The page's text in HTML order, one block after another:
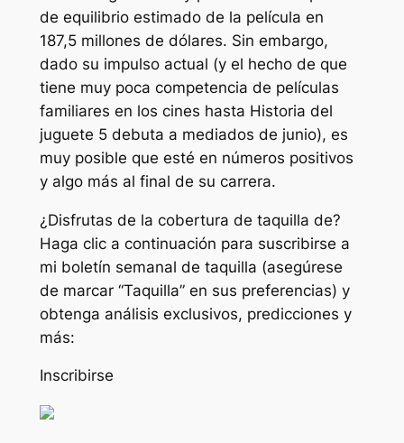
de equilibrio estimado de la película en
187,5 millones de dólares. Sin embargo,
dado su impulso actual (y el hecho de que
tiene muy poca competencia de películas
familiares en los cines hasta Historia del
juguete 5debuta a mediados de junio), es
muy posible que esté en números positivos
y algo más al final de su carrera.
¿Disfrutas de la cobertura de taquilla de?
Haga clic a continuación para suscribirse a
mi boletín semanal de taquilla (asegúrese
de marcar “Taquilla” en sus preferencias) y
obtenga análisis exclusivos, predicciones y
más:
Inscribirse